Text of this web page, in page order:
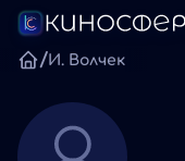
/И. Волчек